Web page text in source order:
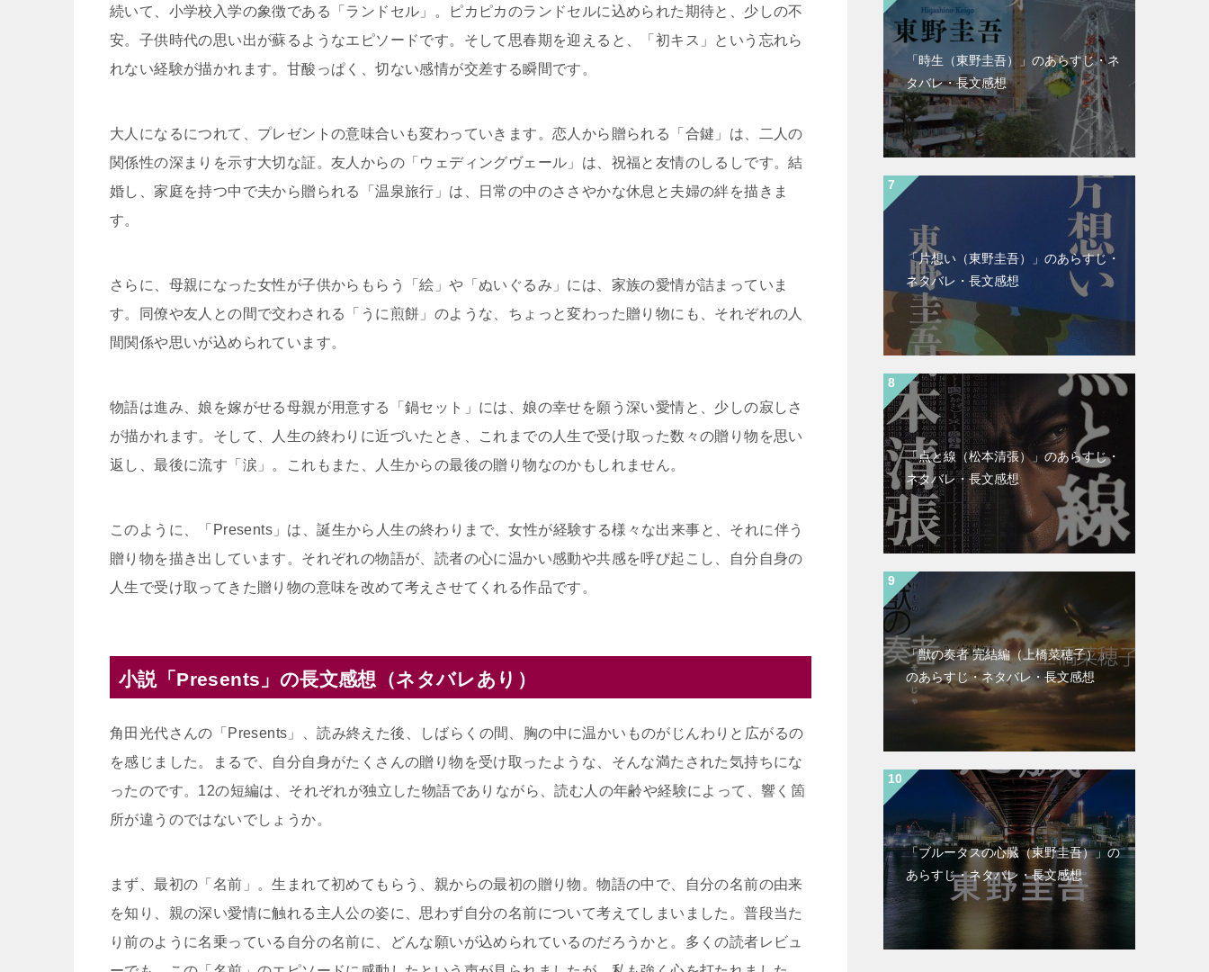
続いて、小学校入学の象徴である「ランドセル」。ピカピカのランドセルに込められた期待と、少しの不
安。子供時代の思い出が蘇るようなエピソードです。そして思春期を迎えると、「初キス」という忘れら
れない経験が描かれます。甘酸っぱく、切ない感情が交差する瞬間です。
大人になるにつれて、プレゼントの意味合いも変わっていきます。恋人から贈られる「合鍵」は、二人の
関係性の深まりを示す大切な証。友人からの「ウェディングヴェール」は、祝福と友情のしるしです。結
婚し、家庭を持つ中で夫から贈られる「温泉旅行」は、日常の中のささやかな休息と夫婦の絆を描きま
す。
さらに、母親になった女性が子供からもらう「絵」や「ぬいぐるみ」には、家族の愛情が詰まっていま
す。同僚や友人との間で交わされる「うに煎餅」のような、ちょっと変わった贈り物にも、それぞれの人
間関係や思いが込められています。
物語は進み、娘を嫁がせる母親が用意する「鍋セット」には、娘の幸せを願う深い愛情と、少しの寂しさ
が描かれます。そして、人生の終わりに近づいたとき、これまでの人生で受け取った数々の贈り物を思い
返し、最後に流す「涙」。これもまた、人生からの最後の贈り物なのかもしれません。
このように、「Presents」は、誕生から人生の終わりまで、女性が経験する様々な出来事と、それに伴う
贈り物を描き出しています。それぞれの物語が、読者の心に温かい感動や共感を呼び起こし、自分自身の
人生で受け取ってきた贈り物の意味を改めて考えさせてくれる作品です。
小説「Presents」の長文感想（ネタバレあり）
角田光代さんの「Presents」、読み終えた後、しばらくの間、胸の中に温かいものがじんわりと広がるの
を感じました。まるで、自分自身がたくさんの贈り物を受け取ったような、そんな満たされた気持ちにな
ったのです。12の短編は、それぞれが独立した物語でありながら、読む人の年齢や経験によって、響く箇
所が違うのではないでしょうか。
まず、最初の「名前」。生まれて初めてもらう、親からの最初の贈り物。物語の中で、自分の名前の由来
を知り、親の深い愛情に触れる主人公の姿に、思わず自分の名前について考えてしまいました。普段当た
り前のように名乗っている自分の名前に、どんな願いが込められているのだろうかと。多くの読者レビュ
「時生（東野圭吾）」のあらすじ・ネ
タバレ・長文感想
「片想い（東野圭吾）」のあらすじ・
ネタバレ・長文感想
「点と線（松本清張）」のあらすじ・
ネタバレ・長文感想
「獣の奏者 完結編（上橋菜穂子）」
のあらすじ・ネタバレ・長文感想
「ブルータスの心臓（東野圭吾）」の
あらすじ・ネタバレ・長文感想